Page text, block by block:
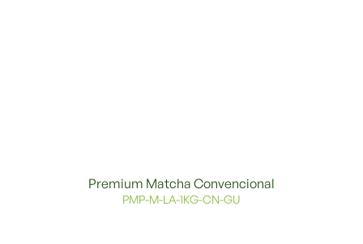
Premium Matcha Convencional
PMP-M-LA-1KG-CN-GU